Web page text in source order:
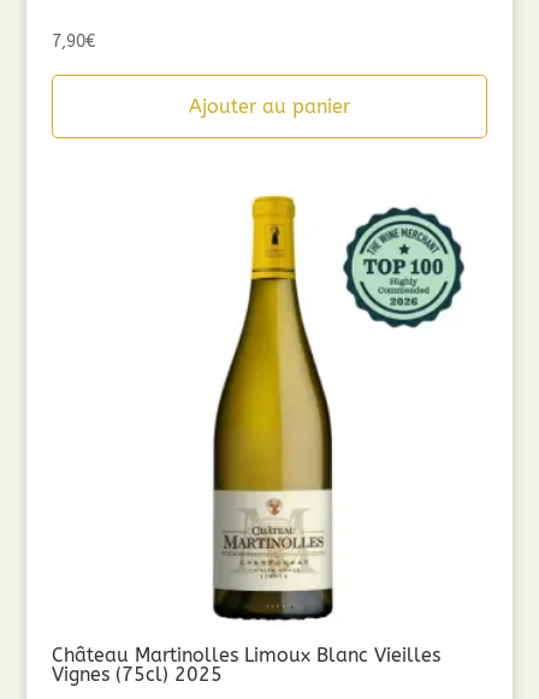
7,90€
Ajouter au panier
Château Martinolles Limoux Blanc Vieilles
Vignes (75cl) 2025